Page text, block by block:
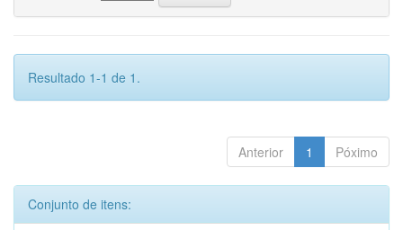
Resultado 1-1 de 1.
Anterior 1 Póximo
Conjunto de itens: